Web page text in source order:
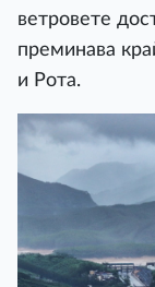
ветровете
преминава
и Рота.